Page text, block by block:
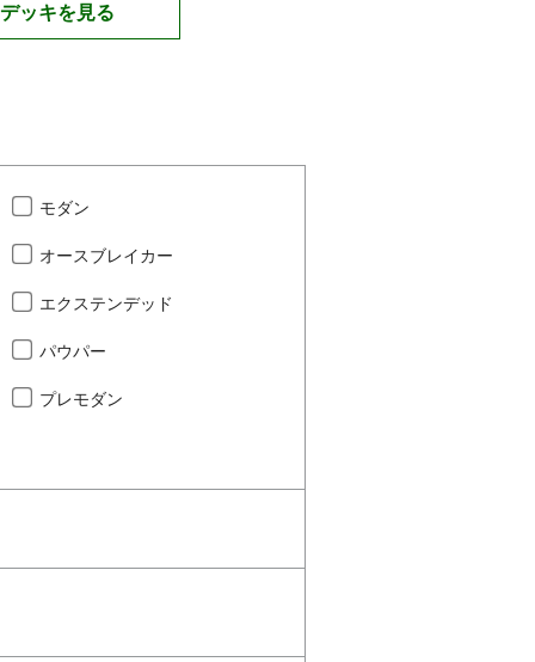
ッキを見る
モダン
オースブレイカー
エクステンデッド
パウパー
プレモダン